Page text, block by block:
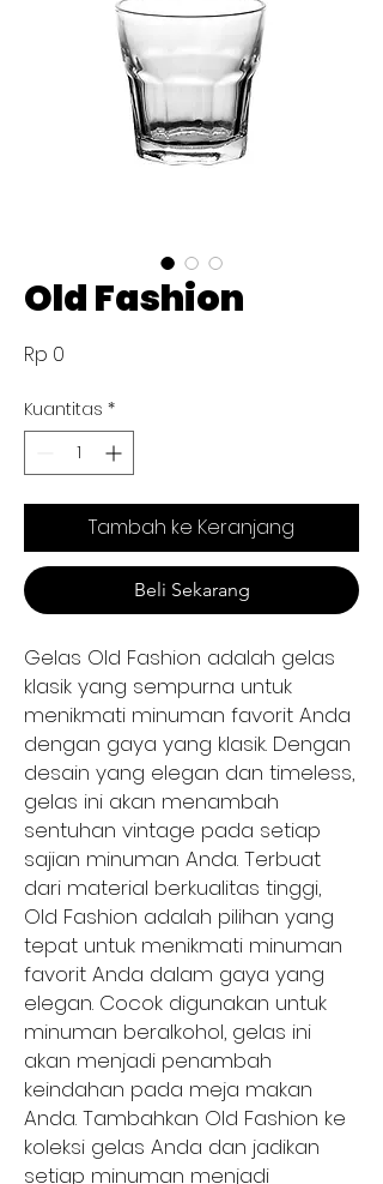
Old Fashion
Rp 0
Kuantitas *
Tambah ke Keranjang
Beli Sekarang
Gelas Old Fashion adalah gelas
klasik yang sempurna untuk
menikmati minuman favorit Anda
dengan gaya yang klasik. Dengan
desain yang elegan dan timeless,
gelas ini akan menambah
sentuhan vintage pada setiap
sajian minuman Anda. Terbuat
dari material berkualitas tinggi,
Old Fashion adalah pilihan yang
tepat untuk menikmati minuman
favorit Anda dalam gaya yang
elegan. Cocok digunakan untuk
minuman beralkohol, gelas ini
akan menjadi penambah
keindahan pada meja makan
Anda. Tambahkan Old Fashion ke
koleksi gelas Anda dan jadikan
setiap minuman menjadi